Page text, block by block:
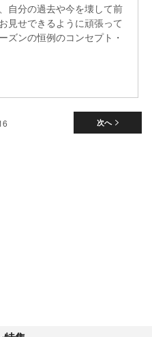
自分の過去や今を壊して前
見せできるように頑張って
ンの恒例のコンセプト・
次へ